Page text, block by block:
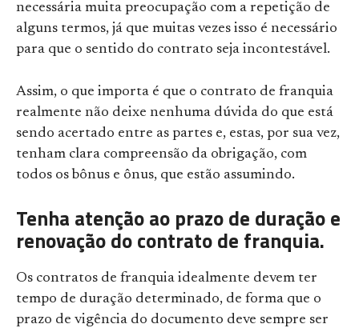
necessária muita preocupação com a repetição de
alguns termos, já que muitas vezes isso é necessário
para que o sentido do contrato seja incontestável.
Assim, o que importa é que o contrato de franquia
realmente não deixe nenhuma dúvida do que está
sendo acertado entre as partes e, estas, por sua vez,
tenham clara compreensão da obrigação, com
todos os bônus e ônus, que estão assumindo.
Tenha atenção ao prazo de duração e
renovação do contrato de franquia.
Os contratos de franquia idealmente devem ter
tempo de duração determinado, de forma que o
prazo de vigência do documento deve sempre ser